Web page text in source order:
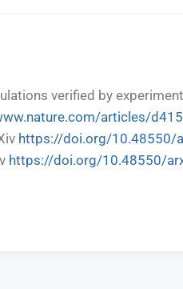
verified by
articles/
https://doi.org/10.48550/
https://doi.org/10.48550/